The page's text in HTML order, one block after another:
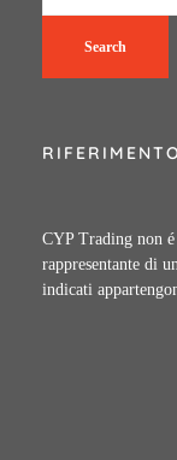
Search
RIFERIMENTO
CYP Trading non
rappresentante di
indicati